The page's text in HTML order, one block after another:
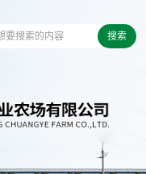
搜索